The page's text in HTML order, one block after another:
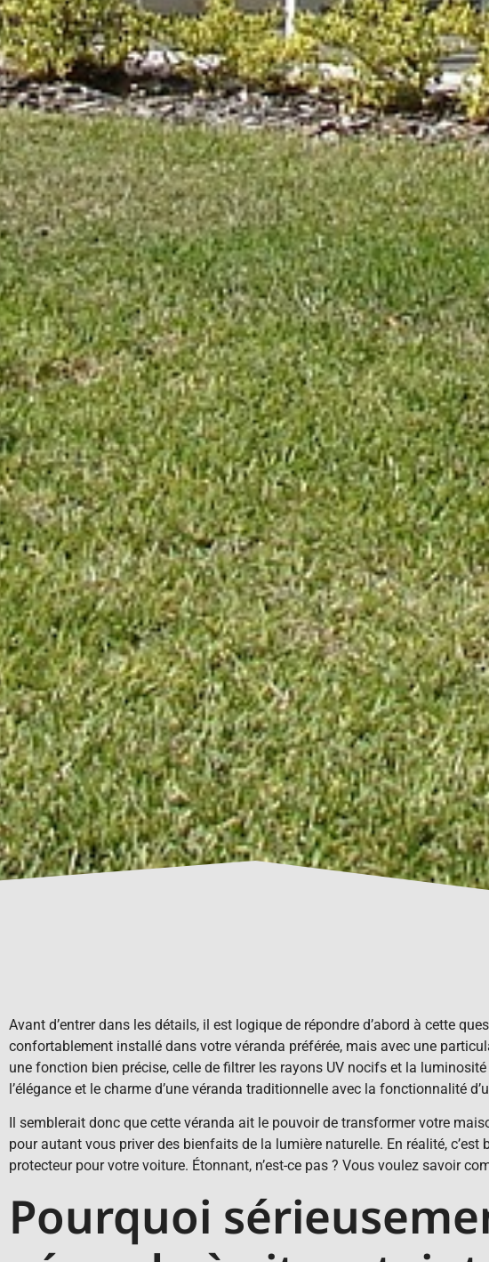
Avant d’entrer dans les détails, il est logique de répondre d’abord à cette
confortablement installé dans votre véranda préférée, mais avec une
une fonction bien précise, celle de filtrer les rayons UV nocifs et la
l’élégance et le charme d’une véranda traditionnelle avec la fonctionnalité
Il semblerait donc que cette véranda ait le pouvoir de transformer votre
pour autant vous priver des bienfaits de la lumière naturelle. En réalité,
protecteur pour votre voiture. Étonnant, n’est-ce pas ? Vous voulez savoir
Pourquoi